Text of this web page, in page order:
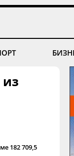
182 709,5